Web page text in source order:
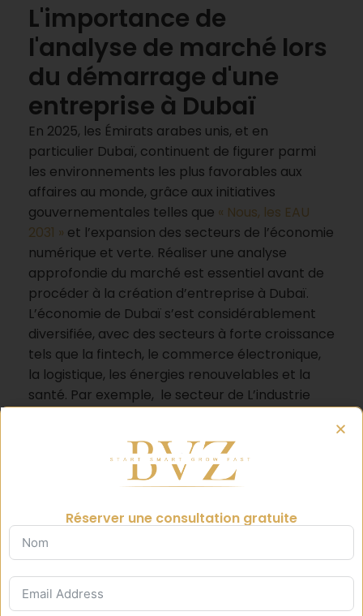
L'importance de
l'analyse de marché lors
du démarrage d'une
entreprise à Dubaï
En 2025, les Émirats arabes unis, et en
particulier Dubaï, continuent de figurer parmi
les environnements les plus favorables aux
affaires au monde, grâce aux initiatives
gouvernementales telles que « Nous, les EAU
2031 » et l’expansion des secteurs de l’économie
numérique et verte. Réaliser une analyse
approfondie du marché est essentiel avant de
procéder à la création d’entreprise à Dubaï.
L’économie de Dubaï s’est considérablement
diversifiée, avec des secteurs à forte croissance
tels que la fintech, le commerce électronique,
la logistique, les énergies renouvelables et la
santé. Par exemple, le secteur de L’industrie
précédent en 2025, portée par une
transformation numérique accélérée, des
gouvernement et l’adoption généralisée de
technologies émergentes telles que l’IA, la
blockchain et le cloud computing. Cet élan
renforce le statut des Émirats arabes unis en
tant que puissance mondiale de l’innovation et
Réserver une consultation gratuite